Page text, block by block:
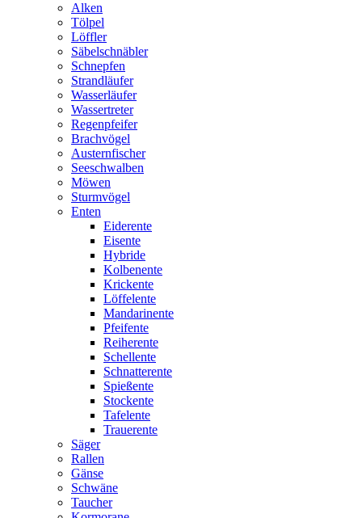
Alken
Tölpel
Löffler
Säbelschnäbler
Schnepfen
Strandläufer
Wasserläufer
Wassertreter
Regenpfeifer
Brachvögel
Austernfischer
Seeschwalben
Möwen
Sturmvögel
Enten
Eiderente
Eisente
Hybride
Kolbenente
Krickente
Löffelente
Mandarinente
Pfeifente
Reiherente
Schellente
Schnatterente
Spießente
Stockente
Tafelente
Trauerente
Säger
Rallen
Gänse
Schwäne
Taucher